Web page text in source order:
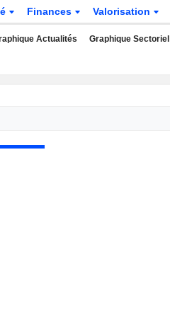
Finances Valorisation
Actualités Graphique Sectoriel